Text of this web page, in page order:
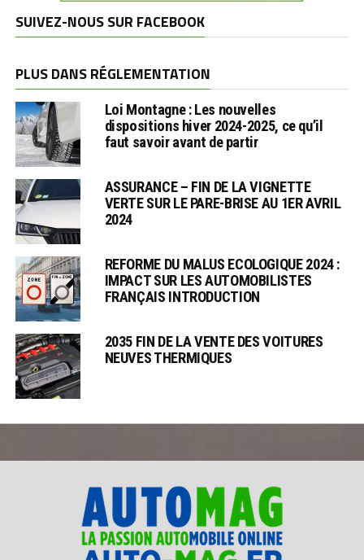
SUIVEZ-NOUS SUR FACEBOOK
PLUS DANS RÉGLEMENTATION
Loi Montagne : Les nouvelles
dispositions hiver 2024-2025, ce qu’il
faut savoir avant de partir
ASSURANCE – FIN DE LA VIGNETTE
VERTE SUR LE PARE-BRISE AU 1ER AVRIL
2024
REFORME DU MALUS ECOLOGIQUE 2024 :
IMPACT SUR LES AUTOMOBILISTES
FRANÇAIS INTRODUCTION
2035 FIN DE LA VENTE DES VOITURES
NEUVES THERMIQUES